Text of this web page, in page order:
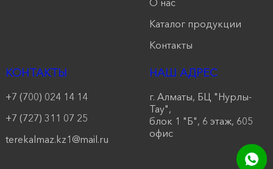
О нас
Каталог продукции
Контакты
КОНТАКТЫ
+7 (700) 024 14 14
+7 (727) 311 07 25
terekalmaz.kz1@mail.ru
НАШ АДРЕС
г. Алматы, БЦ "Нурлы-
Тау",
блок 1 "Б", 6 этаж, 605
офис